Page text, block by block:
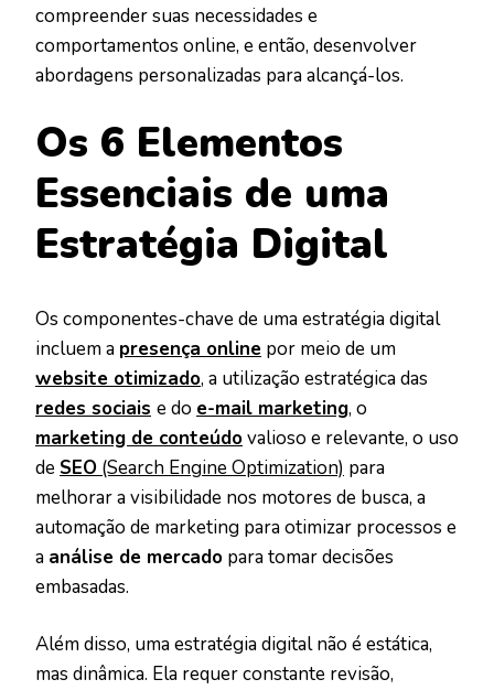
compreender suas necessidades e
comportamentos online, e então, desenvolver
abordagens personalizadas para alcançá-los.
Os 6 Elementos
Essenciais de uma
Estratégia Digital
Os componentes-chave de uma estratégia digital
incluem a presença online por meio de um
website otimizado, a utilização estratégica das
redes sociais e do e-mail marketing, o
marketing de conteúdovalioso e relevante, o uso
de SEO (Search Engine Optimization) para
melhorar a visibilidade nos motores de busca, a
automação de marketing para otimizar processos e
a análise de mercado para tomar decisões
embasadas.
Além disso, uma estratégia digital não é estática,
mas dinâmica. Ela requer constante revisão,